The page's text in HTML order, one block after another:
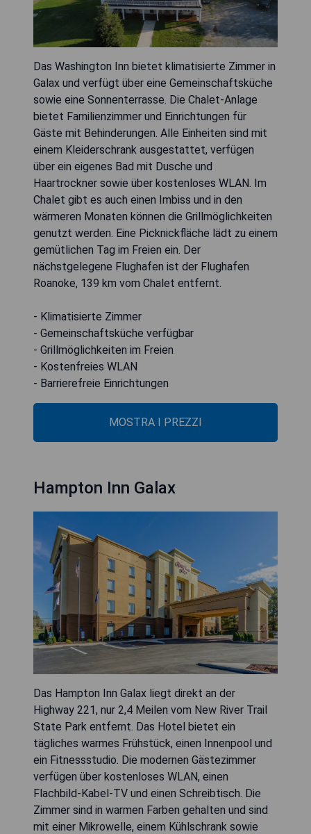
Das Washington Inn bietet klimatisierte Zimmer in
Galax und verfügt über eine Gemeinschaftsküche
sowie eine Sonnenterrasse. Die Chalet-Anlage
bietet Familienzimmer und Einrichtungen für
Gäste mit Behinderungen. Alle Einheiten sind mit
einem Kleiderschrank ausgestattet, verfügen
über ein eigenes Bad mit Dusche und
Haartrockner sowie über kostenloses WLAN. Im
Chalet gibt es auch einen Imbiss und in den
wärmeren Monaten können die Grillmöglichkeiten
genutzt werden. Eine Picknickfläche lädt zu einem
gemütlichen Tag im Freien ein. Der
nächstgelegene Flughafen ist der Flughafen
Roanoke, 139 km vom Chalet entfernt.
- Klimatisierte Zimmer
- Gemeinschaftsküche verfügbar
- Grillmöglichkeiten im Freien
- Kostenfreies WLAN
- Barrierefreie Einrichtungen
MOSTRA I PREZZI
Hampton Inn Galax
Das Hampton Inn Galax liegt direkt an der
Highway 221, nur 2,4 Meilen vom New River Trail
State Park entfernt. Das Hotel bietet ein
tägliches warmes Frühstück, einen Innenpool und
ein Fitnessstudio. Die modernen Gästezimmer
verfügen über kostenloses WLAN, einen
Flachbild-Kabel-TV und einen Schreibtisch. Die
Zimmer sind in warmen Farben gehalten und sind
mit einer Mikrowelle, einem Kühlschrank sowie